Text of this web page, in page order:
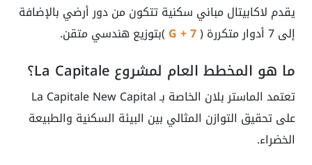
يقدم لاكابيتال مباني سكنية تتكون من دور أرضي بالإضافة
إلى 7 أدوار متكررة (
G + 7 )بتوزيع هندسي متقن.
ما هو المخطط العام لمشروع La Capitale؟
تعتمد الماستر بلان الخاصة بـ La Capitale New Capital
على تحقيق التوازن المثالي بين البيئة السكنية والطبيعة
الخضراء.